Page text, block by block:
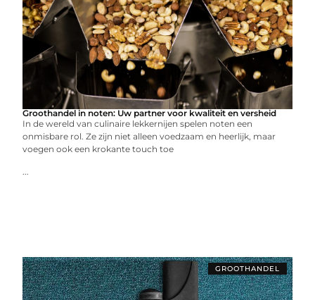
Groothandel in noten: Uw partner voor kwaliteit en versheid
In de wereld van culinaire lekkernijen spelen noten een
onmisbare rol. Ze zijn niet alleen voedzaam en heerlijk, maar
voegen ook een krokante touch toe
...
GROOTHANDEL